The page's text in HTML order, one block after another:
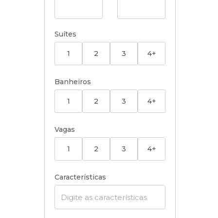
Suítes
1 2 3 4+
Banheiros
1 2 3 4+
Vagas
1 2 3 4+
Características